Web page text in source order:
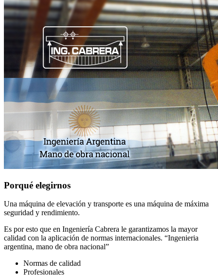
Porqué elegirnos
Una máquina de elevación y transporte es una máquina de máxima
seguridad y rendimiento.
Es por esto que en Ingeniería Cabrera le garantizamos la mayor
calidad con la aplicación de normas internacionales. “Ingenieria
argentina, mano de obra nacional”
Normas de calidad
Profesionales